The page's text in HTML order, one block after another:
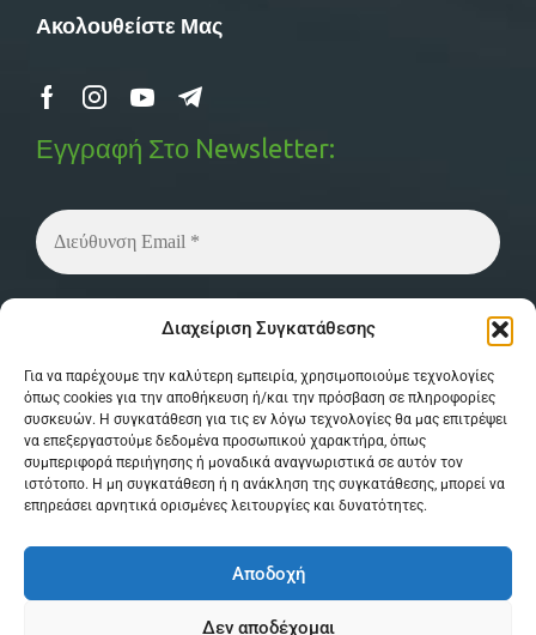
Διαχείριση Συγκατάθεσης
Για να παρέχουμε την καλύτερη εμπειρία, χρησιμοποιούμε τεχνολογίες
όπως cookies για την αποθήκευση ή/και την πρόσβαση σε πληροφορίες
συσκευών. Η συγκατάθεση για τις εν λόγω τεχνολογίες θα μας επιτρέψει
να επεξεργαστούμε δεδομένα προσωπικού χαρακτήρα, όπως
συμπεριφορά περιήγησης ή μοναδικά αναγνωριστικά σε αυτόν τον
ιστότοπο. Η μη συγκατάθεση ή η ανάκληση της συγκατάθεσης, μπορεί να
επηρεάσει αρνητικά ορισμένες λειτουργίες και δυνατότητες.
Αποδοχή
Δεν αποδέχομαι
Ακολουθείστε Μας
Εγγραφή Στο Newsletter:
μας για περισσότερες λεπτομέρειες.
© Copyright 2026 MPSystem . All Rights
Reserved . Powered by